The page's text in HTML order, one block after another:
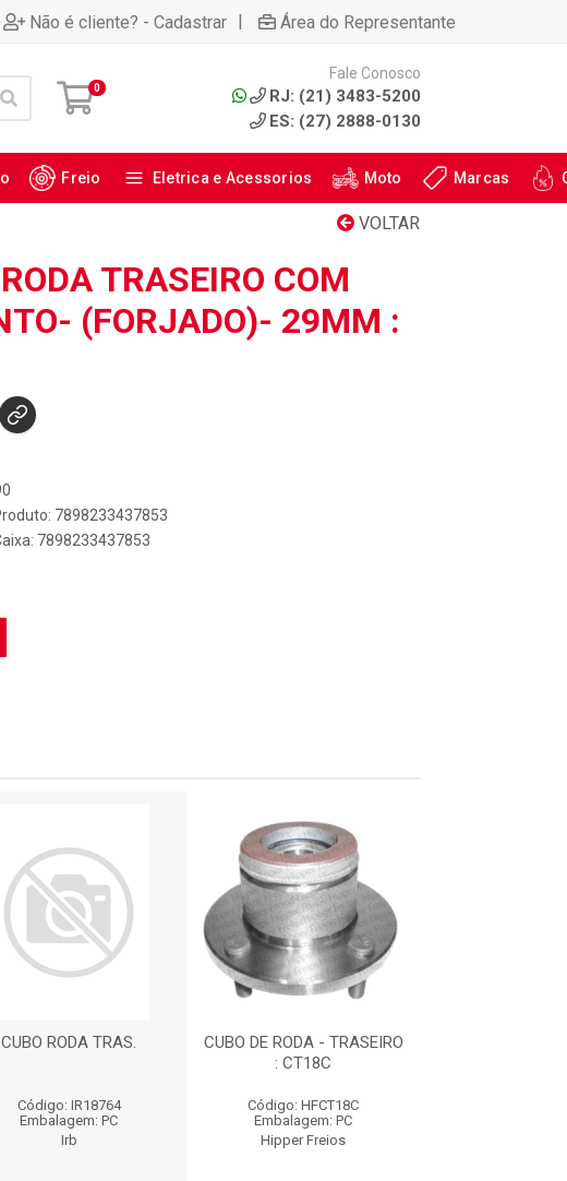
Não é cliente? - Cadastrar | Área do Representante
0
Fale Conosco
RJ: (21) 3483-5200
ES: (27) 2888-0130
Freio Eletrica e Acessorios Moto Marcas
VOLTAR
TRASEIRO COM
(FORJADO)- 29MM :
7898233437853
7898233437853
CUBO RODA TRAS.
Código: IR18764
Embalagem: PC
Irb
CUBO DE RODA - TRASEIRO
: CT18C
Código: HFCT18C
Embalagem: PC
Hipper Freios